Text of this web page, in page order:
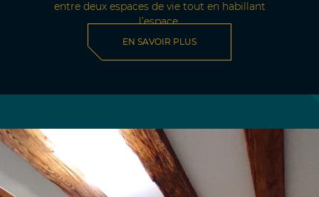
entre deux espaces de vie tout en habillant
l’espace.
EN SAVOIR PLUS